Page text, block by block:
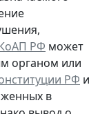
КоАП РФ может
органом или
РФ и
в